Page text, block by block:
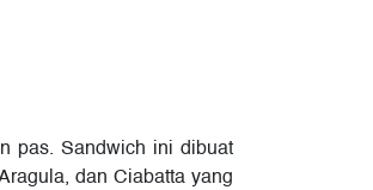
pas. Sandwich ini dibuat
dan Ciabatta yang